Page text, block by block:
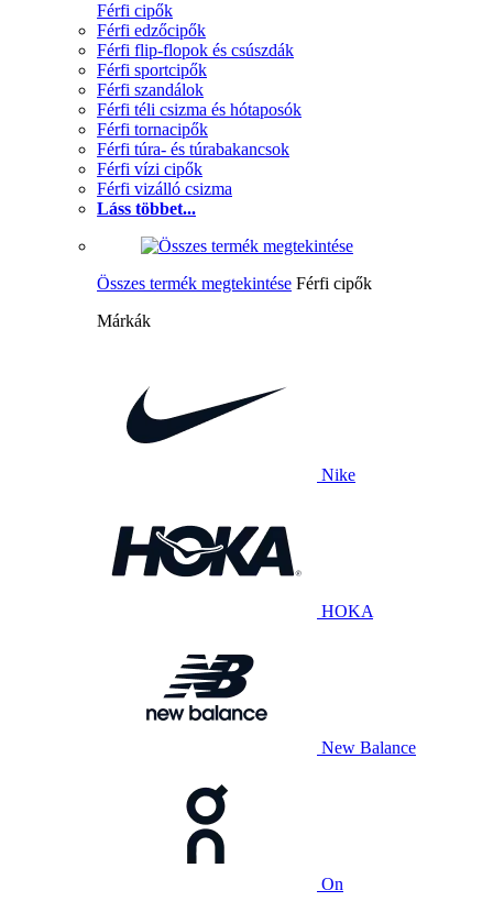
Férfi cipők
Férfi edzőcipők
Férfi flip-flopok és csúszdák
Férfi sportcipők
Férfi szandálok
Férfi téli csizma és hótaposók
Férfi tornacipők
Férfi túra- és túrabakancsok
Férfi vízi cipők
Férfi vizálló csizma
Láss többet...
Összes termék megtekintése Férfi cipők
Márkák
Nike
HOKA
New Balance
On